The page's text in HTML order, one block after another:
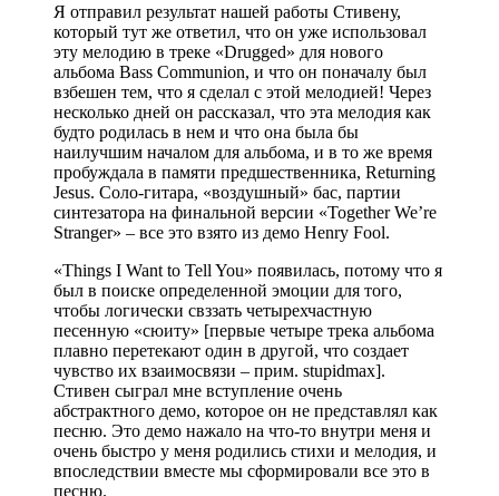
Я отправил результат нашей работы Стивену,
который тут же ответил, что он уже использовал
эту мелодию в треке «Drugged» для нового
альбома Bass Communion, и что он поначалу был
взбешен тем, что я сделал с этой мелодией! Через
несколько дней он рассказал, что эта мелодия как
будто родилась в нем и что она была бы
наилучшим началом для альбома, и в то же время
пробуждала в памяти предшественника, Returning
Jesus. Соло-гитара, «воздушный» бас, партии
синтезатора на финальной версии «Together We’re
Stranger» – все это взято из демо Henry Fool.
«Things I Want to Tell You» появилась, потому что я
был в поиске определенной эмоции для того,
чтобы логически свззать четырехчастную
песенную «сюиту» [первые четыре трека альбома
плавно перетекают один в другой, что создает
чувство их взаимосвязи – прим. stupidmax].
Стивен сыграл мне вступление очень
абстрактного демо, которое он не представлял как
песню. Это демо нажало на что-то внутри меня и
очень быстро у меня родились стихи и мелодия, и
впоследствии вместе мы сформировали все это в
песню.